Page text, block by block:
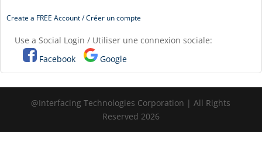
Create a FREE Account / Créer un compte
Use a Social Login / Utiliser une connexion sociale:
Facebook
Google
@Interfacing Technologies Corporation | All Rights
Reserved 2026